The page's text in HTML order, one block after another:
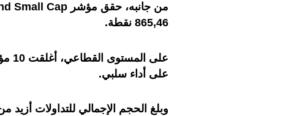
865,46 نقطة.
على أداء سلبي.